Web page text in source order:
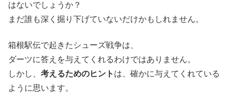
はないでしょうか？
まだ誰も深く掘り下げていないだけかもしれません。
箱根駅伝で起きたシューズ戦争は、
ダーツに答えを与えてくれるわけではありません。
しかし、 考えるためのヒント は、確かに与えてくれている
ように思います。